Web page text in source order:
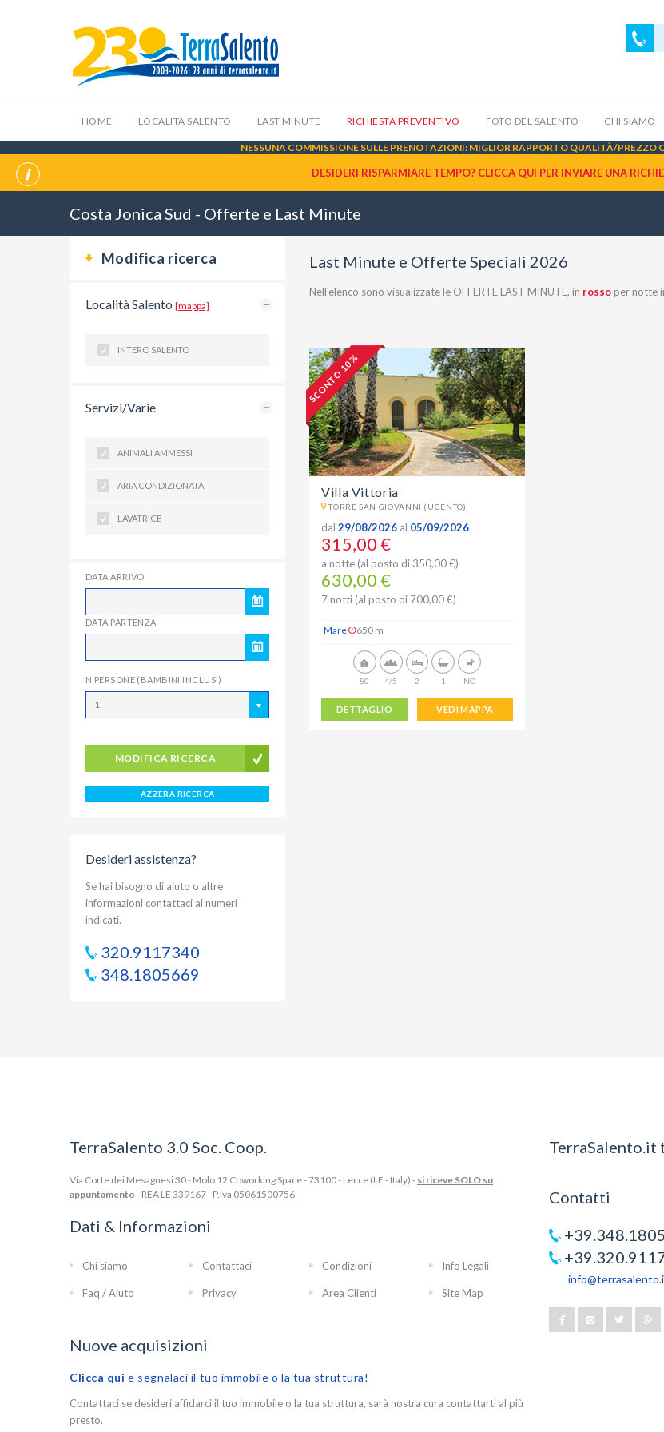
HOME LOCALITÀ SALENTO LAST MINUTE RICHIESTA PREVENTIVO FOTO DEL SALENTO CHI SIAMO
NESSUNA COMMISSIONE SULLE PRENOTAZIONI: MIGLIOR RAPPORTO QUALITÀ/PREZZO
DESIDERI RISPARMIARE TEMPO? CLICCA QUI PER INVIARE UNA
Costa Jonica Sud - Offerte e Last Minute
Modifica ricerca
Località Salento [mappa]
INTERO SALENTO
Servizi/Varie
ANIMALI AMMESSI
ARIA CONDIZIONATA
LAVATRICE
DATA ARRIVO
DATA PARTENZA
N PERSONE (BAMBINI INCLUSI)
1
MODIFICA RICERCA
AZZERA RICERCA
Desideri assistenza?
Se hai bisogno di aiuto o altre
informazioni contattaci ai numeri
indicati.
320.9117340
348.1805669
Last Minute e Offerte Speciali 2026
Nell'elenco sono visualizzate le OFFERTE LAST MINUTE, in rosso per notte
SCONTO 10 %
Villa Vittoria
TORRE SAN GIOVANNI (UGENTO)
dal 29/08/2026 al 05/09/2026
315,00 €
a notte (al posto di 350,00 €)
630,00 €
7 notti (al posto di 700,00 €)
Mare 650 m
NO
1
2
4/5
80
DETTAGLIO VEDI MAPPA
TerraSalento 3.0 Soc. Coop.
Via Corte dei Mesagnesi 30 - Molo 12 Coworking Space - 73100 - Lecce (LE - Italy) - si riceve SOLO su
appuntamento - REA LE 339167 - P.Iva 05061500756
Dati & Informazioni
Chi siamo Contattaci Condizioni Info Legali
Faq / Aiuto Privacy Area Clienti Site Map
Nuove acquisizioni
Clicca qui e segnalaci il tuo immobile o la tua struttura!
Contattaci se desideri affidarci il tuo immobile o la tua struttura, sarà nostra cura contattarti al più
presto.
TerraSalento.it
Contatti